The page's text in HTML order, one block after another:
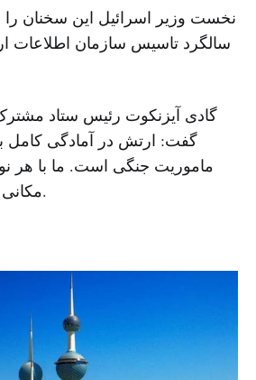
نخست وزیر اسرائیل این سخنان را
سالگرد تاسیس سازمان اطلاعات
گادی آیزنکوت رئیس ستاد
گفت: ارتش در آمادگی کامل
ماموریت جنگی است. ما با هر
مکانی برخورد خواهیم کرد.